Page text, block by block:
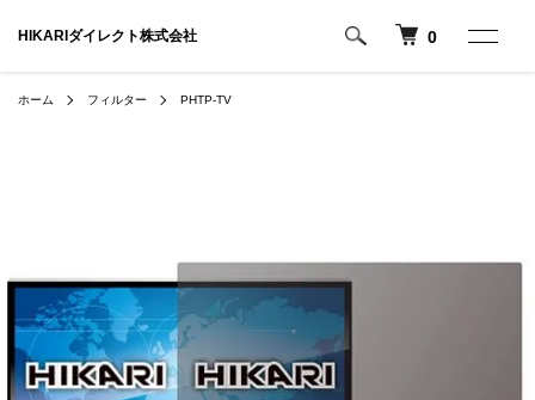
HIKARIダイレクト株式会社 0
ホーム フィルター PHTP-TV